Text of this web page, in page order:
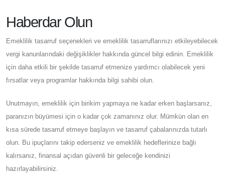
Haberdar Olun
Emeklilik tasarruf seçenekleri ve emeklilik tasarruflarınızı etkileyebilecek
vergi kanunlarındaki değişiklikler hakkında güncel bilgi edinin. Emeklilik
için daha etkili bir şekilde tasarruf etmenize yardımcı olabilecek yeni
fırsatlar veya programlar hakkında bilgi sahibi olun.
Unutmayın, emeklilik için birikim yapmaya ne kadar erken başlarsanız,
paranızın büyümesi için o kadar çok zamanınız olur. Mümkün olan en
kısa sürede tasarruf etmeye başlayın ve tasarruf çabalarınızda tutarlı
olun. Bu ipuçlarını takip ederseniz ve emeklilik hedeflerinize bağlı
kalırsanız, finansal açıdan güvenli bir geleceğe kendinizi
hazırlayabilirsiniz.